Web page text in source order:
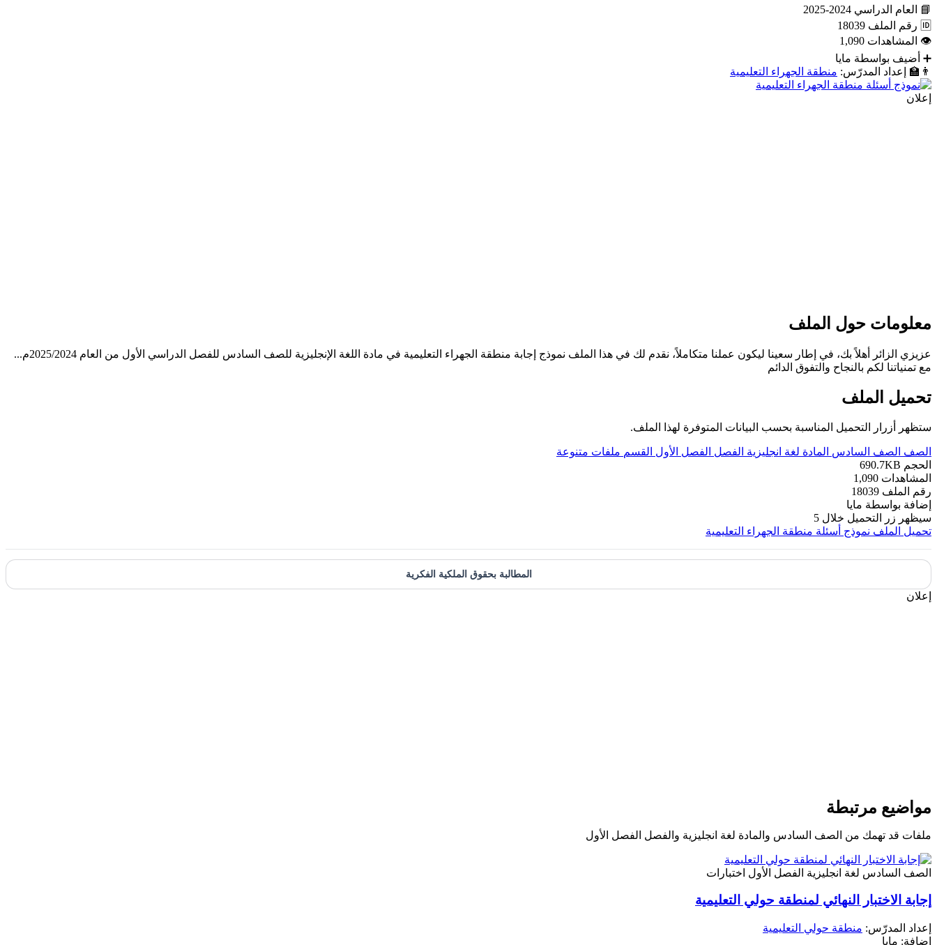
📘 العام الدراسي 2024-2025
🆔 رقم الملف 18039
👁 المشاهدات 1,090
➕ أضيف بواسطة مايا
👨‍🏫
إعداد المدرّس: منطقة الجهراء التعليمية
إعلان
معلومات حول الملف
عزيزي الزائر أهلاً بك، في إطار سعينا ليكون عملنا متكاملاً، نقدم لك في هذا الملف نموذج إجابة منطقة الجهراء التعليمية في مادة اللغة الإنجليزية للصف السادس للفصل الدراسي الأول من العام 2025/2024م...
مع تمنياتنا لكم بالنجاح والتفوق الدائم
تحميل الملف
ستظهر أزرار التحميل المناسبة بحسب البيانات المتوفرة لهذا الملف.
الصف الصف السادس المادة لغة انجليزية الفصل الفصل الأول القسم ملفات متنوعة
الحجم 690.7KB
المشاهدات 1,090
رقم الملف 18039
إضافة بواسطة مايا
سيظهر زر التحميل خلال 5
تحميل الملف نموذج أسئلة منطقة الجهراء التعليمية
المطالبة بحقوق الملكية الفكرية
إعلان
مواضيع مرتبطة
ملفات قد تهمك من الصف السادس والمادة لغة انجليزية والفصل الفصل الأول
الصف السادس لغة انجليزية الفصل الأول اختبارات
إجابة الاختبار النهائي لمنطقة حولي التعليمية
إعداد المدرّس: منطقة حولي التعليمية
إضافة: مايا